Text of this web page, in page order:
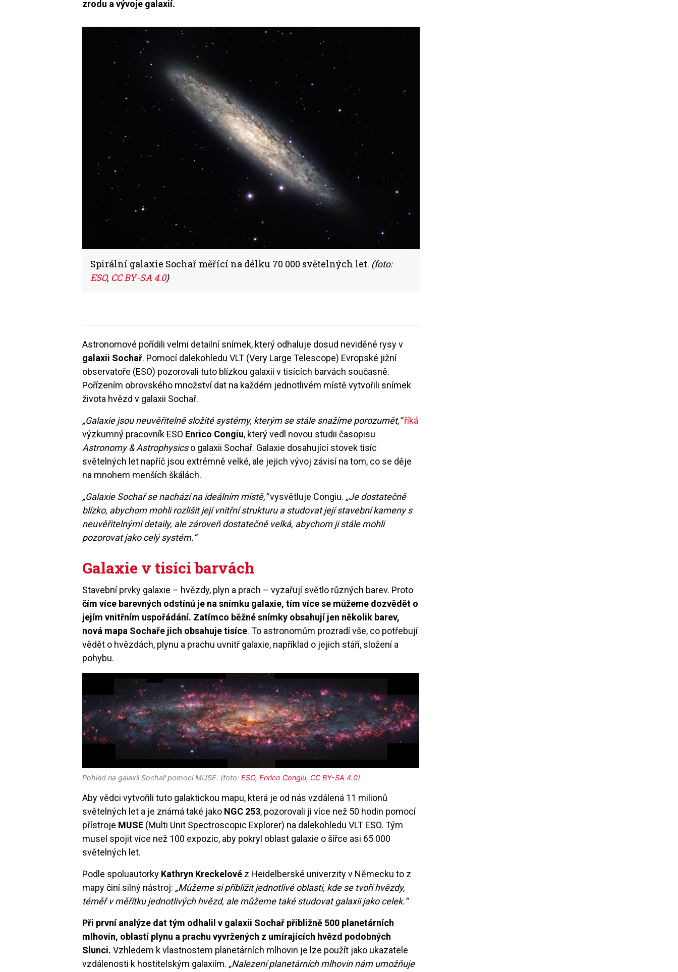
zrodu a vývoje galaxií.
Spirální galaxie Sochař měřící na délku 70 000 světelných let. (foto:
ESO, CC BY-SA 4.0)
Astronomové pořídili velmi detailní snímek, který odhaluje dosud neviděné rysy v
galaxii Sochař. Pomocí dalekohledu VLT (Very Large Telescope) Evropské jižní
observatoře (ESO) pozorovali tuto blízkou galaxii v tisících barvách současně.
Pořízením obrovského množství dat na každém jednotlivém místě vytvořili snímek
života hvězd v galaxii Sochař.
„Galaxie jsou neuvěřitelně složité systémy, kterým se stále snažíme porozumět,“ říká
výzkumný pracovník ESO Enrico Congiu, který vedl novou studii časopisu
Astronomy & Astrophysicso galaxii Sochař. Galaxie dosahující stovek tisíc
světelných let napříč jsou extrémně velké, ale jejich vývoj závisí na tom, co se děje
na mnohem menších škálách.
„Galaxie Sochař se nachází na ideálním místě,“vysvětluje Congiu. „Je dostatečně
blízko, abychom mohli rozlišit její vnitřní strukturu a studovat její stavební kameny s
neuvěřitelnými detaily, ale zároveň dostatečně velká, abychom ji stále mohli
pozorovat jako celý systém.“
Galaxie v tisíci barvách
Stavební prvky galaxie – hvězdy, plyn a prach – vyzařují světlo různých barev. Proto
čím více barevných odstínů je na snímku galaxie, tím více se můžeme dozvědět o
jejím vnitřním uspořádání. Zatímco běžné snímky obsahují jen několik barev,
nová mapa Sochaře jich obsahuje tisíce. To astronomům prozradí vše, co potřebují
vědět o hvězdách, plynu a prachu uvnitř galaxie, například o jejich stáří, složení a
pohybu.
Pohled na galaxii Sochař pomocí MUSE. (foto:ESO, Enrico Congiu, CC BY-SA 4.0)
Aby vědci vytvořili tuto galaktickou mapu, která je od nás vzdálená 11 milionů
světelných let a je známá také jako NGC 253, pozorovali ji více než 50 hodin pomocí
přístroje MUSE (Multi Unit Spectroscopic Explorer) na dalekohledu VLT ESO. Tým
musel spojit více než 100 expozic, aby pokryl oblast galaxie o šířce asi 65 000
světelných let.
Podle spoluautorky Kathryn Kreckelové z Heidelberské univerzity v Německu to z
mapy činí silný nástroj: „Můžeme si přiblížit jednotlivé oblasti, kde se tvoří hvězdy,
téměř v měřítku jednotlivých hvězd, ale můžeme také studovat galaxii jako celek.“
Při první analýze dat tým odhalil v galaxii Sochař přibližně 500 planetárních
mlhovin, oblastí plynu a prachu vyvržených z umírajících hvězd podobných
Slunci.Vzhledem k vlastnostem planetárních mlhovin je lze použít jako ukazatele
vzdálenosti k hostitelským galaxiím. „Nalezení planetárních mlhovin nám umožňuje